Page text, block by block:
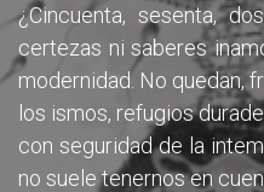
¿Cincuenta, sesenta,
certezas ni saberes
modernidad. No quedan,
los ismos, refugios
con seguridad de la
no suele tenernos en